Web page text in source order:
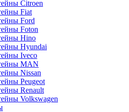
Citroen
Fiat
Ford
Foton
Hino
Hyundai
Iveco
MAN
Nissan
Peugeot
Renault
Volkswagen